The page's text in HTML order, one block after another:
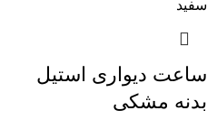
ساعت دیواری استیل
بدنه مشکی